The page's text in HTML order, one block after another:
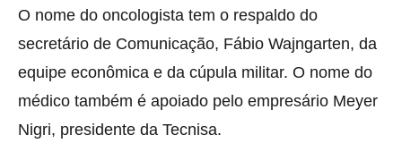
O nome do oncologista tem o respaldo do
secretário de Comunicação, Fábio Wajngarten, da
equipe econômica e da cúpula militar. O nome do
médico também é apoiado pelo empresário Meyer
Nigri, presidente da Tecnisa.